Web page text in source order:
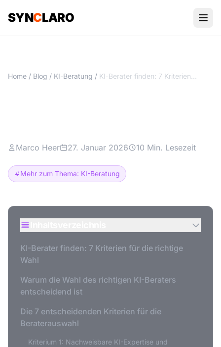
SYNCLARO
Home / Blog / KI-Beratung / KI-Berater finden: 7 Kriterien für die richtige Wahl
Marco Heer 27. Januar 2026 10 Min. Lesezeit
Mehr zum Thema: KI-Beratung
KI-Berater finden: 7 Kriterien für die richtige
Wahl
Warum die Wahl des richtigen KI-Beraters
entscheidend ist
Die 7 entscheidenden Kriterien für die
Beraterauswahl
Kriterium 1: Nachweisbare KI-Expertise und